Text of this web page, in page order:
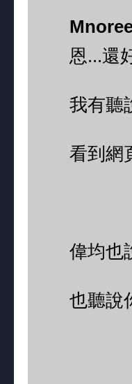
恩...還
我有聽
看到網
偉均也
也聽說